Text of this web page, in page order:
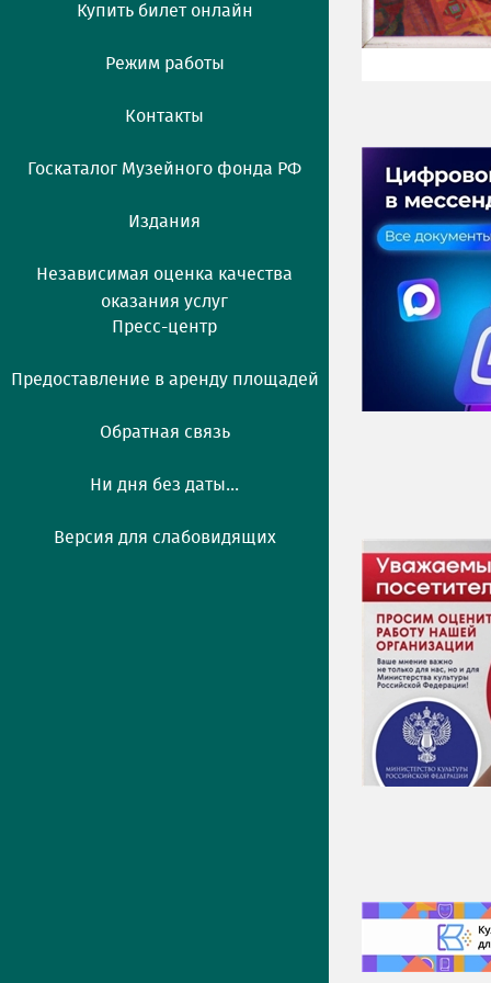
Купить билет онлайн
Режим работы
Контакты
Госкаталог Музейного фонда РФ
Издания
Независимая оценка качества
оказания услуг
Пресс-центр
Предоставление в аренду площадей
Обратная связь
Ни дня без даты...
Версия для слабовидящих